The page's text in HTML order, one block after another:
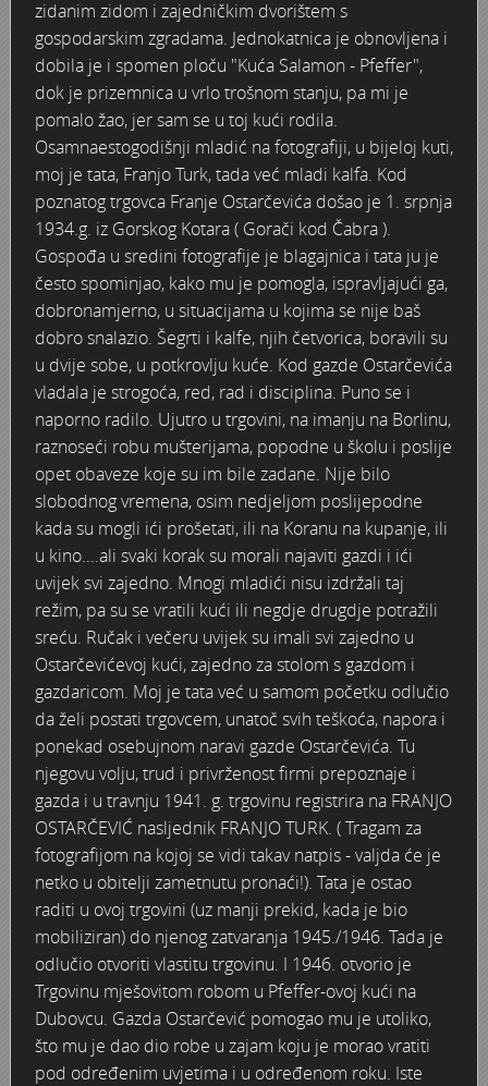
Crkva Svetog Ćirila i Metoda
Bedemi
Obitelj Mataković/Samaržija
Obitelj Hoffmann
Palača Frohlich
Prva elektro-tehnička izložba 4. rujna 1934. u Zorin
Umjetničko klizanje 1938.
Sokol Sokolski slet 1938.
Stari plac na Strossmayerovom trgu
Stoljetna poplava 1939.
Tvornica potkivačkih čavala Mustad-Karlovac
Male maškare
Izgradnja Banijanskog mosta 1945. - 1947.
Izbori 11. studenoga 1945.
Hokej na travi
Foginovo kupalište - ljeto 1945.
Cvjetni korzo 50-tih
Hrvatski dom
Gradska knjižnica Ivan Goran Kovačić 1978. godine
Elektroni
Drug TITO u Karlovcu
Dr. Gajo Petrović
Doček Nove 1977. godine
Manevri "Sloboda 71“ - 1971. godine
Djed Mraz 1976.
Čistoća
Boksački klub Velebit
Bijelo dugme
Banija - poplava 4. 12. 1966.
Autobusna stanica na Korzu
Auto cross
AMD Zanatlija
Adamo klub
8. slet Bratstva i jedinstva 13. lipnja 1965. godine
Lovni i ribolovni turizam
Marakovo brdo i auto kamp
Štamparija Ognjen Price - Karlovačka tiskara
Gimnazijska kantina
Grupe ASKA 1984. u Diskoteci Cherry u Neboder baru
Hrvatski dom 1987. - Đavoli
Idoli u Hrvatskom domu 1981.
Izložba u Hotelu Korana 1985.
Karlovačke vizure 1980.-tih
Karlovčani na Mont Blancu 1981. godine
Linda Jo Rizzo u Diskoteci Cherry u Bar neboderu
Ljeto na Korani 80-tih u objektivu Dane Rupčića
Mala scena 1987. - Le Cinema
Mala scena Hrvatskog doma
Marina Perazić, Davor Tolja (Denis&Denis) i Edi Kraljić
Maturanti Gimnazije 1988. godine
Motocross
NULA
Nepokoreni grad - Trojanski konj (epizoda)
Novogodišnje čestitke
PUNK
Poplava 1987.
Pothodnik
Kazališni kotao
Mala scena - Zabranjeno pušenje 1998.
Maturanti 1995. godine
Moto legija
Nacionalno Svetište Svetog Josipa na Dubovcu 1990.-tih
Psihomodo Pop
Robna kuća Karlovčanka - Tekstilka
Tijelovska procesija 1991. godine
Tvornica obuće JOSIP KRAŠ KIO
Zavjet Petra Grgeca - 1998.
Škola plivanja Patkica
Gimnazijalci
Gimnazijska zbornica
Maturalna večer Gimnazijalaca 1974.
Maturalni ples gimnazijalaca 1963. godine
Maturanti Gimnazije generacije 1985.
Maturanti karlovačke gimnazije 1961./62. godina
Maturantice Gimnazije 1961. - 4.B
Osnovna škola Švarča
OŠ Švarča (Vjekoslav Karas) 8. razredi godište 1977. –
Lipa
Ogulin
Roganac
Tito i Naser 15. lipnja 1960. u Ozlju i na Plitvičkim
Domovinski rat 1991. - 1995.
Browingovi ratnici
U spomen – Velimir Franić (1946.-2015.)
Turanj - listopad 1991.
Satnija WOLF - 2.satnija 1.bojna /110.brigada
Proslava 4. obljetnice 110. brigade 28. lipnja 1995.
Prestanak opće opasnosti - Korzo 1995.
Pavlinski samostan i crkva Majke Božje Snježne u
Mimohod 23. kolovoza 1995. (3. dio)
Mimohod 23. kolovoza 1995. (2. dio)
Mimohod 23. kolovoza 1995.
Ekonomska škola - ratne godine
Dubravko Halovanić - Ratne godine
Crkva Sv. Doroteje - 1991.
Karlovac danas
Zorin dom
Paviljon Katzler - Morana Rožman
Obitelj Türk-Mažuranić
Boris Kovačevski - ulične utrke, polumaratoni, krosevi...
Karlovac nekad kroz objektiv obitelji Šomek
Branko Obradović - Kina
Davorin Derda - urar, maketar, aviomodelar
Dubovčaki
Dubravko Utvić - zimsko kupanje na Korani
Frizerski salon Gerber (Kopf) - utemeljen 1924.
Gimnazijska i Ekonomska zbornica - Igor Mihelić
INKASATOR
Karlovački fotograf Josip Žunić
Obitelj Klemenčić
Krešimir Botković - RAZGLEDNICE
Krešimir Perušić - Nogomet
KUD REČICA
Mery Berti - karlovačka Žuži
Nevenius Graf von Dubowatz - RENDERI
Nikola Perić - kroničar Karlovca, kolekcionar, novinar i
zidanim zidom i zajedničkim dvorištem s
gospodarskim zgradama. Jednokatnica je obnovljena i
dobila je i spomen ploču "Kuća Salamon - Pfeffer",
dok je prizemnica u vrlo trošnom stanju, pa mi je
pomalo žao, jer sam se u toj kući rodila.
Osamnaestogodišnji mladić na fotografiji, u bijeloj kuti,
moj je tata, Franjo Turk, tada već mladi kalfa. Kod
poznatog trgovca Franje Ostarčevića došao je 1. srpnja
1934.g. iz Gorskog Kotara ( Gorači kod Čabra ).
Gospođa u sredini fotografije je blagajnica i tata ju je
često spominjao, kako mu je pomogla, ispravljajući ga,
dobronamjerno, u situacijama u kojima se nije baš
dobro snalazio. Šegrti i kalfe, njih četvorica, boravili su
u dvije sobe, u potkrovlju kuće. Kod gazde Ostarčevića
vladala je strogoća, red, rad i disciplina. Puno se i
naporno radilo. Ujutro u trgovini, na imanju na Borlinu,
raznoseći robu mušterijama, popodne u školu i poslije
opet obaveze koje su im bile zadane. Nije bilo
slobodnog vremena, osim nedjeljom poslijepodne
kada su mogli ići prošetati, ili na Koranu na kupanje, ili
u kino....ali svaki korak su morali najaviti gazdi i ići
uvijek svi zajedno. Mnogi mladići nisu izdržali taj
režim, pa su se vratili kući ili negdje drugdje potražili
sreću. Ručak i večeru uvijek su imali svi zajedno u
Ostarčevićevoj kući, zajedno za stolom s gazdom i
gazdaricom. Moj je tata već u samom početku odlučio
da želi postati trgovcem, unatoč svih teškoća, napora i
ponekad osebujnom naravi gazde Ostarčevića. Tu
njegovu volju, trud i privrženost firmi prepoznaje i
gazda i u travnju 1941. g. trgovinu registrira na FRANJO
OSTARČEVIĆ nasljednik FRANJO TURK. ( Tragam za
fotografijom na kojoj se vidi takav natpis - valjda će je
netko u obitelji zametnutu pronaći!). Tata je ostao
raditi u ovoj trgovini (uz manji prekid, kada je bio
mobiliziran) do njenog zatvaranja 1945./1946. Tada je
odlučio otvoriti vlastitu trgovinu. I 1946. otvorio je
Trgovinu mješovitom robom u Pfeffer-ovoj kući na
Dubovcu. Gazda Ostarčević pomogao mu je utoliko,
što mu je dao dio robe u zajam koju je morao vratiti
pod određenim uvjetima i u određenom roku. Iste